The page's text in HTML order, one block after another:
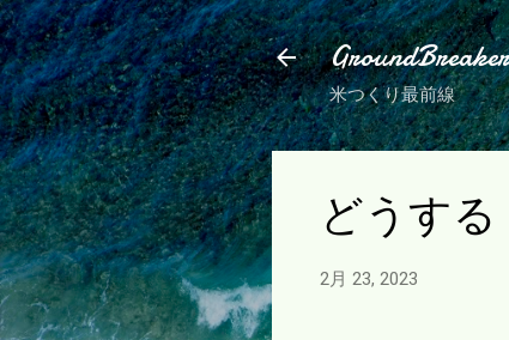
米つくり最前線
どうする
2月 23, 2023